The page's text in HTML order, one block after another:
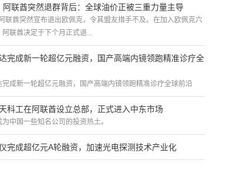
阿联酋突然退群背后：全球油价正被三重力量主导
联酋突然宣布退出欧佩克，令其盟友措手不及。在加入欧佩克六
阿联酋决定于下个月正式退...
完成新一轮超亿元融资，国产高端内镜领跑精准诊疗全
完成新一轮超亿元融资，国产高端内镜领跑精准诊疗全球前沿
科工在阿联酋设立总部，正式进入中东市场
为中国一些知名公司的投资热土。
完成超亿元A轮融资，加速光电探测技术产业化